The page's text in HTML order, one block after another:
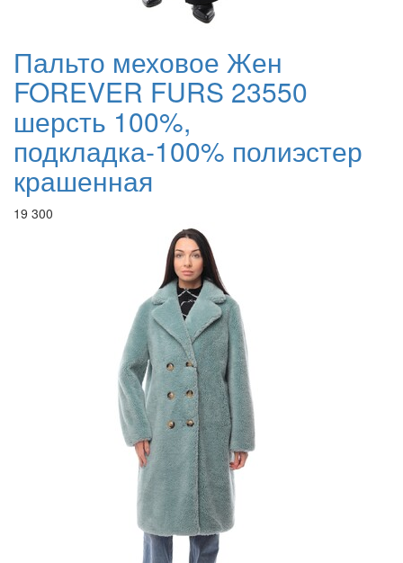
Пальто меховое Жен
FOREVER FURS 23550
шерсть 100%,
подкладка-100% полиэстер
крашенная
19 300